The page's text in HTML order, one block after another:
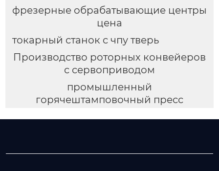
фрезерные обрабатывающие центры
цена
токарный станок с чпу тверь
Производство роторных конвейеров
с сервоприводом
промышленный
горячештамповочный пресс